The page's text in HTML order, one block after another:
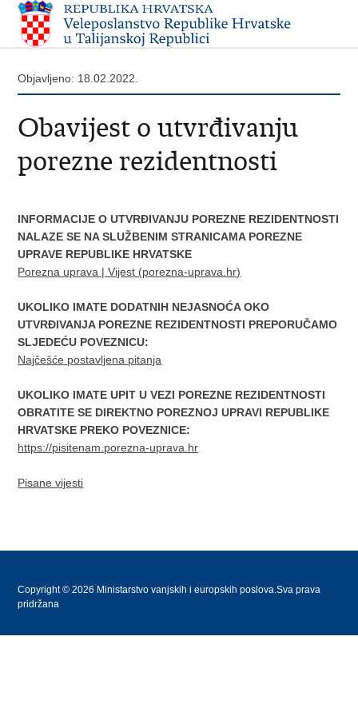
Objavljeno: 18.02.2022.
Obavijest o utvrđivanju
porezne rezidentnosti
INFORMACIJE O UTVRĐIVANJU POREZNE REZIDENTNOSTI
NALAZE SE NA SLUŽBENIM STRANICAMA POREZNE
UPRAVE REPUBLIKE HRVATSKE
Porezna uprava | Vijest (porezna-uprava.hr)
UKOLIKO IMATE DODATNIH NEJASNOĆA OKO
UTVRĐIVANJA POREZNE REZIDENTNOSTI PREPORUČAMO
SLJEDEĆU POVEZNICU:
Najčešće postavljena pitanja
UKOLIKO IMATE UPIT U VEZI POREZNE REZIDENTNOSTI
OBRATITE SE DIREKTNO POREZNOJ UPRAVI REPUBLIKE
HRVATSKE PREKO POVEZNICE:
https://pisitenam.porezna-uprava.hr
Pisane vijesti
Copyright © 2026 Ministarstvo vanjskih i europskih poslova.Sva prava
pridržana